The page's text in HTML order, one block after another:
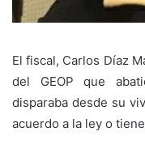
El fiscal, Carlos Díaz
del GEOP que
disparaba desde su
acuerdo a la ley o